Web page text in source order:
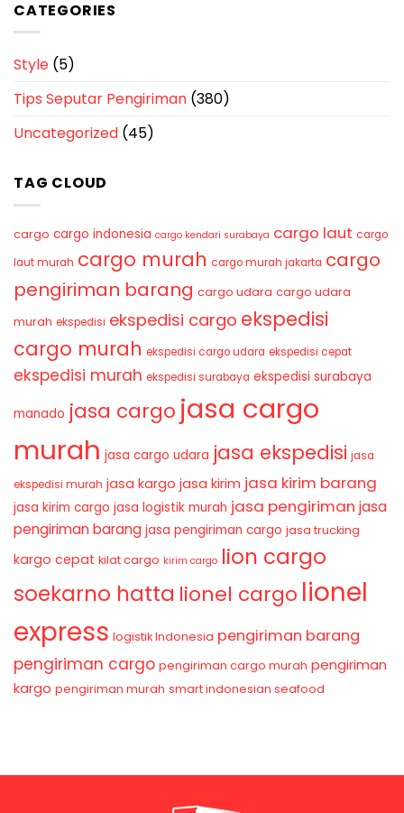
CATEGORIES
Style (5)
Tips Seputar Pengiriman (380)
Uncategorized (45)
TAG CLOUD
cargo cargo indonesia cargo kendari surabaya cargo laut cargo
laut murah cargo murah cargo murah jakarta cargo
pengiriman barang cargo udara cargo udara
murah ekspedisi ekspedisi cargo ekspedisi
cargo murah ekspedisi cargo udara ekspedisi cepat
ekspedisi murah ekspedisi surabaya ekspedisi surabaya
manado jasa cargo jasa cargo
murah jasa cargo udara jasa ekspedisi jasa
ekspedisi murah jasa kargo jasa kirim jasa kirim barang
jasa kirim cargo jasa logistik murah jasa pengiriman jasa
pengiriman barang jasa pengiriman cargo jasa trucking
kargo cepat kilat cargo kirim cargo lion cargo
soekarno hatta lionel cargo lionel
express logistik Indonesia pengiriman barang
pengiriman cargo pengiriman cargo murah pengiriman
kargo pengiriman murah smart indonesian seafood